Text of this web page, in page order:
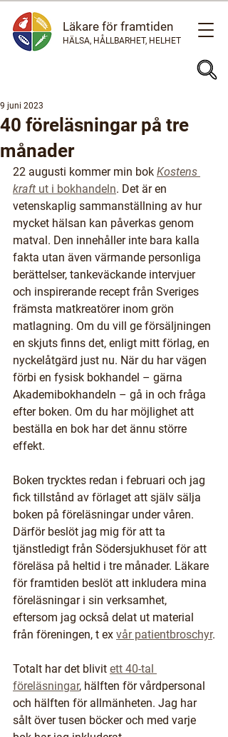
Läkare för framtiden
HÄLSA, HÅLLBARHET, HELHET
40 föreläsningar på tre
månader
9 juni 2023
22 augusti kommer min bok Kostens
kraft ut i bokhandeln. Det är en
vetenskaplig sammanställning av hur
mycket hälsan kan påverkas genom
matval. Den innehåller inte bara kalla
fakta utan även värmande personliga
berättelser, tankeväckande intervjuer
och inspirerande recept från Sveriges
främsta matkreatörer inom grön
matlagning. Om du vill ge försäljningen
en skjuts finns det, enligt mitt förlag, en
nyckelåtgärd just nu. När du har vägen
förbi en fysisk bokhandel – gärna
Akademibokhandeln – gå in och fråga
efter boken. Om du har möjlighet att
beställa en bok har det ännu större
effekt.
Boken trycktes redan i februari och jag
fick tillstånd av förlaget att själv sälja
boken på föreläsningar under våren.
Därför beslöt jag mig för att ta
tjänstledigt från Södersjukhuset för att
föreläsa på heltid i tre månader. Läkare
för framtiden beslöt att inkludera mina
föreläsningar i sin verksamhet,
eftersom jag också delat ut material
från föreningen, t ex vår patientbroschyr.
Totalt har det blivit ett 40-tal
föreläsningar, hälften för vårdpersonal
och hälften för allmänheten. Jag har
sålt över tusen böcker och med varje